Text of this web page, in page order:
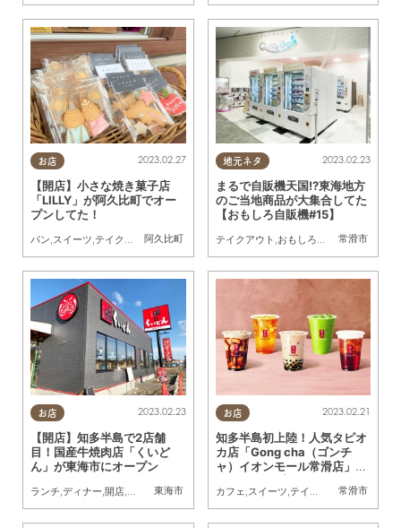
お店
阿久比町
2023.02.27
【開店】小さな焼き菓子店
「LILLY」が阿久比町でオー
プンしてた！
パン,スイーツ,テイクアウト ,開店,親子 友人
地元ネタ
常滑市
2023.02.23
まるで自販機天国!?東海地方
のご当地商品が大集合してた
【おもしろ自販機#15】
テイクアウト ,おもしろ自販機
お店
東海市
2023.02.23
【開店】知多半島で2店舗
目！国産牛焼肉店「くいど
ん」が東海市にオープン
ランチ,ディナー,開店,家族 友人
お店
常滑市
2023.02.21
知多半島初上陸！人気タピオ
カ店「Gong cha（ゴンチ
ャ）イオンモール常滑店」が
カフェ,スイーツ,テイクアウト ,開店